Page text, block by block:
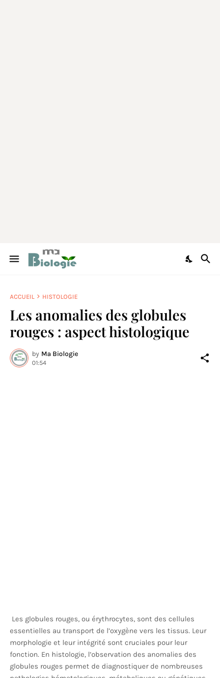
ACCUEIL HISTOLOGIE
Les anomalies des globules
rouges : aspect histologique
by Ma Biologie
01:54
Les globules rouges, ou érythrocytes, sont des cellules
essentielles au transport de l’oxygène vers les tissus. Leur
morphologie et leur intégrité sont cruciales pour leur
fonction. En histologie, l’observation des anomalies des
globules rouges permet de diagnostiquer de nombreuses